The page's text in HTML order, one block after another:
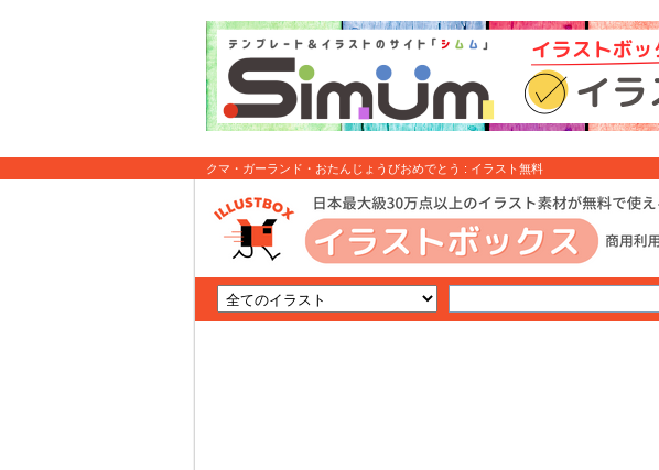
クマ・ガーランド・おたんじょうびおめでとう : イラスト無料